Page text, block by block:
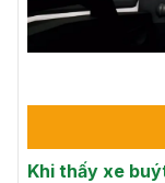
Khi thấy xe